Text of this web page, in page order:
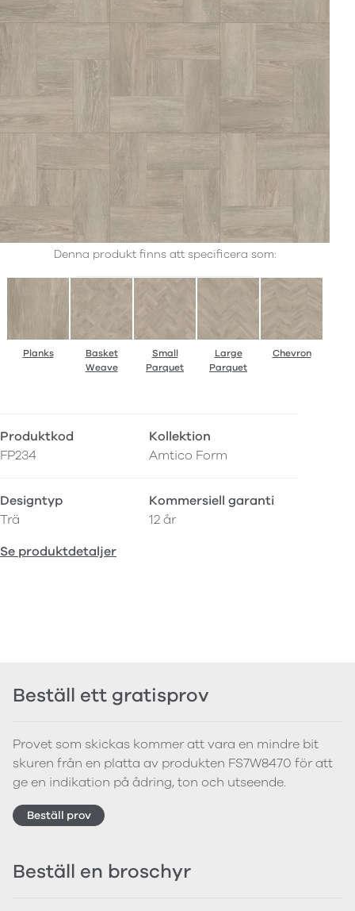
Denna produkt finns att specificera som:
Planks
Basket
Weave
Small
Parquet
Large
Parquet
Chevron
Produktkod
FP234
Kollektion
Amtico Form
Designtyp
Trä
Kommersiell garanti
12 år
Se produktdetaljer
Beställ ett gratisprov
Provet som skickas kommer att vara en mindre bit
skuren från en platta av produkten FS7W8470 för att
ge en indikation på ådring, ton och utseende.
Beställ prov
Beställ en broschyr